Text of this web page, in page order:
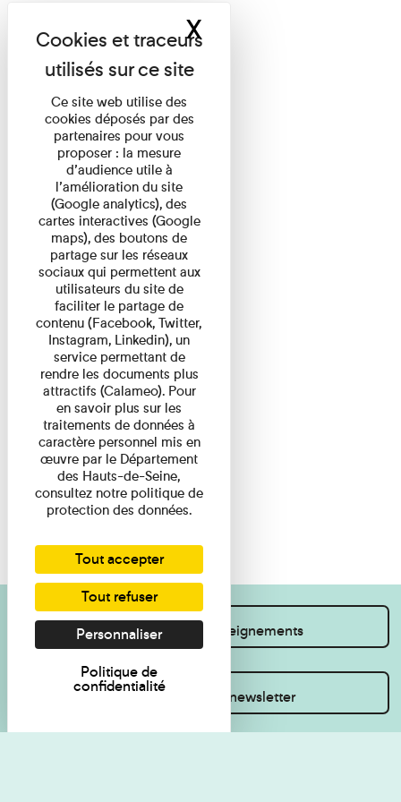
Je souhaite des renseignements
Inscrivez-vous à la newsletter
Ce site web utilise des
cookies déposés par des
partenaires pour vous
proposer : la mesure
d’audience utile à
l’amélioration du site
(Google analytics), des
cartes interactives (Google
maps), des boutons de
partage sur les réseaux
sociaux qui permettent aux
utilisateurs du site de
faciliter le partage de
contenu (Facebook, Twitter,
Instagram, Linkedin), un
service permettant de
rendre les documents plus
attractifs (Calameo). Pour
en savoir plus sur les
traitements de données à
caractère personnel mis en
œuvre par le Département
des Hauts-de-Seine,
consultez notre politique de
protection des données.
Tout accepter
Tout refuser
Personnaliser
Politique de
confidentialité
XMasquer le